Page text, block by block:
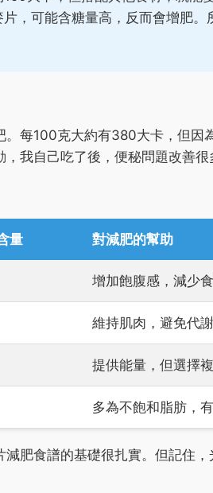
，可能含糖量高，反而會增肥
。每100克大約有380大卡，但因
我自己吃了後，便秘問題改善
量 對減肥的幫助
增加飽腹感，減少
維持肌肉，避免代
提供能量，但選擇
多為不飽和脂肪，
肥食譜的基礎很扎實。但記住